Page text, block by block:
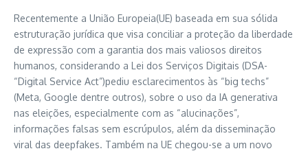
Recentemente a União Europeia(UE) baseada em sua sólida
estruturação jurídica que visa conciliar a proteção da liberdade
de expressão com a garantia dos mais valiosos direitos
humanos, considerando a Lei dos Serviços Digitais (DSA-
“Digital Service Act”)pediu esclarecimentos às “big techs”
(Meta, Google dentre outros), sobre o uso da IA generativa
nas eleições, especialmente com as “alucinações”,
informações falsas sem escrúpulos, além da disseminação
viral das deepfakes. Também na UE chegou-se a um novo